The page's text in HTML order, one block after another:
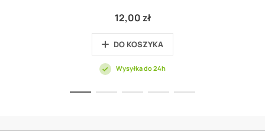
12,00 zł
DO KOSZYKA
Wysyłka do 24h